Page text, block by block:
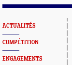
ACTUALITÉS
COMPÉTITION
ENGAGEMENTS